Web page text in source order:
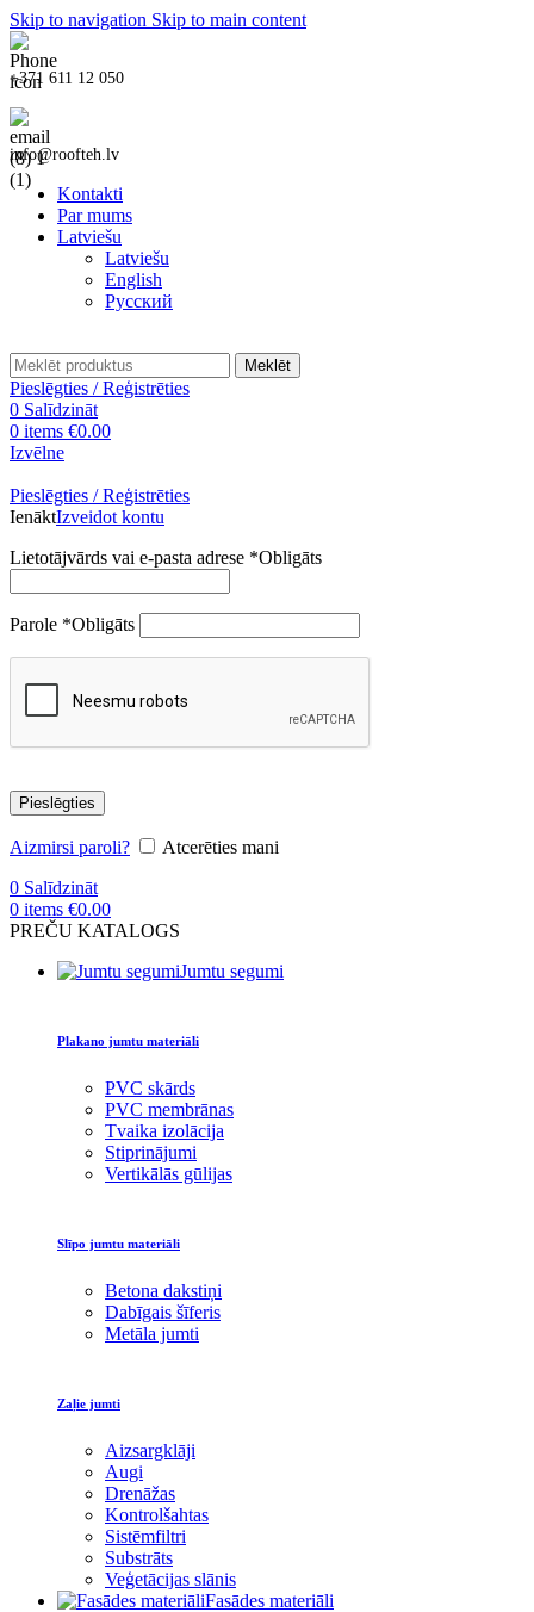
Skip to navigation Skip to main content
+371 611 12 050
info@roofteh.lv
Kontakti
Par mums
Latviešu
Latviešu
English
Русский
Meklēt
Pieslēgties / Reģistrēties
0 Salīdzināt
0 items €0.00
Izvēlne
Pieslēgties / Reģistrēties
IenāktIzveidot kontu
Lietotājvārds vai e-pasta adrese *Obligāts
Parole *Obligāts
Pieslēgties
Aizmirsi paroli?
Atcerēties mani
0 Salīdzināt
0 items €0.00
PREČU KATALOGS
Jumtu segumi
Plakano jumtu materiāli
PVC skārds
PVC membrānas
Tvaika izolācija
Stiprinājumi
Vertikālās gūlijas
Slīpo jumtu materiāli
Betona dakstiņi
Dabīgais šīferis
Metāla jumti
Zaļie jumti
Aizsargklāji
Augi
Drenāžas
Kontrolšahtas
Sistēmfiltri
Substrāts
Veģetācijas slānis
Fasādes materiāli